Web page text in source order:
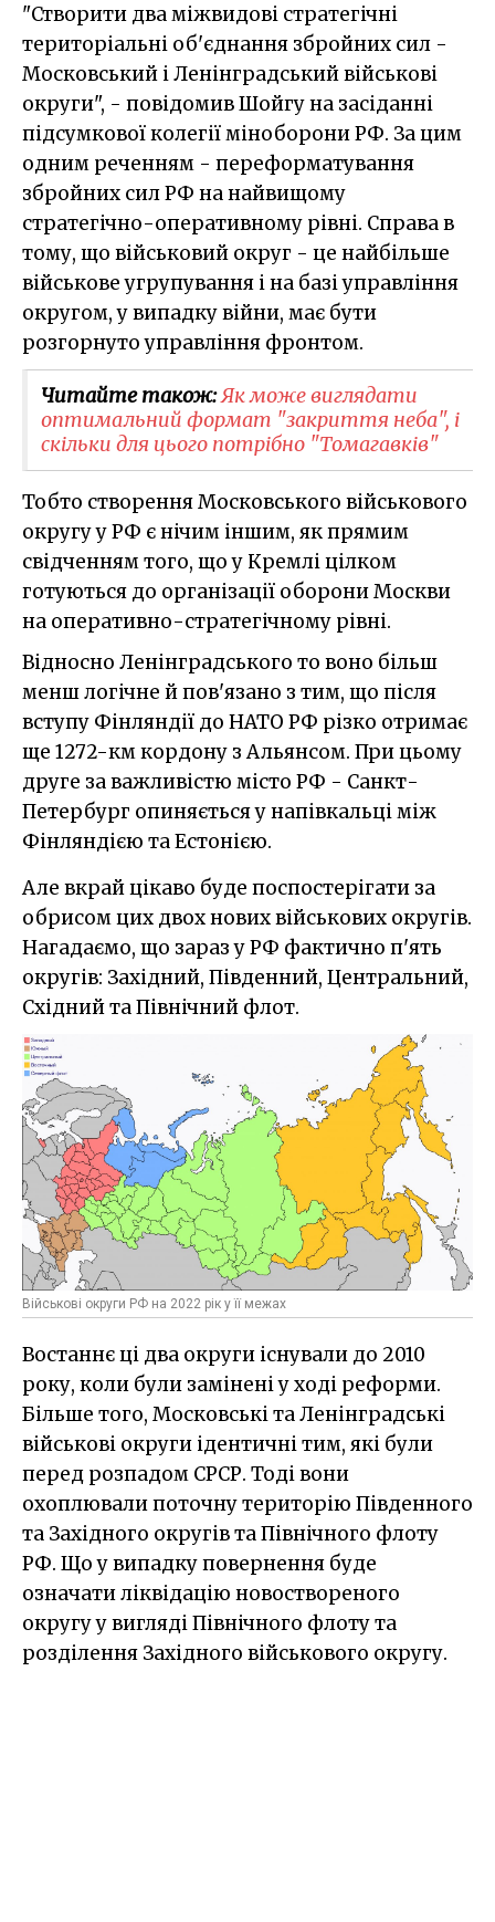
"Створити два міжвидові стратегічні
територіальні об'єднання збройних сил -
Московський і Ленінградський військові
округи", - повідомив Шойгу на засіданні
підсумкової колегії міноборони РФ. За цим
одним реченням - переформатування
збройних сил РФ на найвищому
стратегічно-оперативному рівні. Справа в
тому, що військовий округ - це найбільше
військове угрупування і на базі управління
округом, у випадку війни, має бути
розгорнуто управління фронтом.
Читайте також:Як може виглядати
оптимальний формат "закриття неба", і
скільки для цього потрібно "Томагавків"
Тобто створення Московського військового
округу у РФ є нічим іншим, як прямим
свідченням того, що у Кремлі цілком
готуються до організації оборони Москви
на оперативно-стратегічному рівні.
Відносно Ленінградського то воно більш
менш логічне й пов'язано з тим, що після
вступу Фінляндії до НАТО РФ різко отримає
ще 1272-км кордону з Альянсом. При цьому
друге за важливістю місто РФ - Санкт-
Петербург опиняється у напівкальці між
Фінляндією та Естонією.
Але вкрай цікаво буде поспостерігати за
обрисом цих двох нових військових округів.
Нагадаємо, що зараз у РФ фактично п'ять
округів: Західний, Південний, Центральний,
Східний та Північний флот.
Військові округи РФ на 2022 рік у її межах
Востаннє ці два округи існували до 2010
року, коли були замінені у ході реформи.
Більше того, Московські та Ленінградські
військові округи ідентичні тим, які були
перед розпадом СРСР. Тоді вони
охоплювали поточну територію Південного
та Західного округів та Північного флоту
РФ. Що у випадку повернення буде
означати ліквідацію новоствореного
округу у вигляді Північного флоту та
розділення Західного військового округу.